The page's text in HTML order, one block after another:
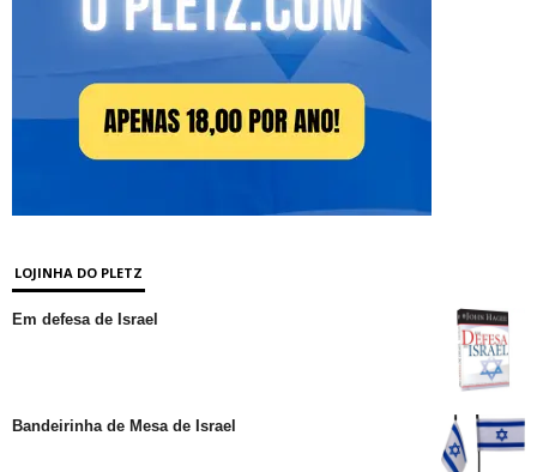
LOJINHA DO PLETZ
Em defesa de Israel
Bandeirinha de Mesa de Israel